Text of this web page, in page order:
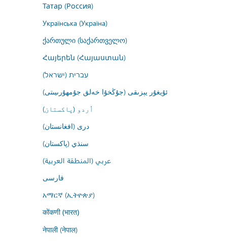
Татар (Россия)
Українська (Україна)
ქართული (საქართველო)
Հայերեն (Հայաստան)
עברית (ישראל)
ئۇيغۇر يېزىقى (جۇڭخۇا خەلق جۇمھۇرىيىتى)
اُردو (پاکستان)
درى (افغانستان)
سنڌي (پاکستان)
عربي (المنطقة العربية)
فارسى
አማርኛ (ኢትዮጵያ)
कोंकणी (भारत)
नेपाली (नेपाल)